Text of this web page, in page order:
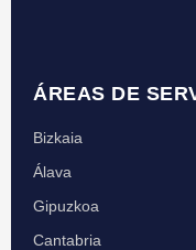
ÁREAS DE
Bizkaia
Álava
Gipuzkoa
Cantabria